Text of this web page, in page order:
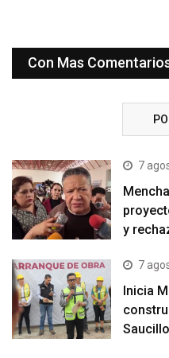
Con Mas
7
y
7
Inicia